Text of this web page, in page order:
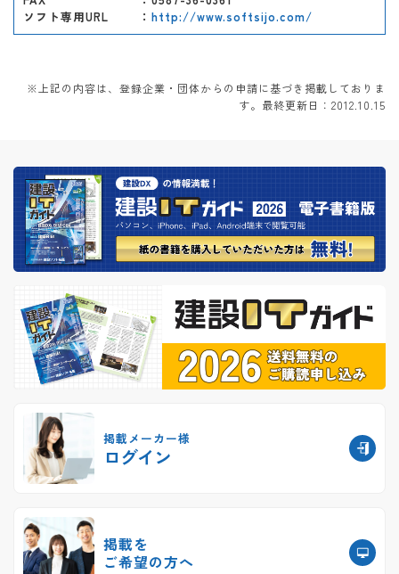
ソフト専用URL
： http://www.softsijo.com/
※上記の内容は、登録企業・団体からの申請に基づき掲載しておりま
す。最終更新日：2012.10.15
掲載メーカー様
ログイン
掲載を
ご希望の方へ